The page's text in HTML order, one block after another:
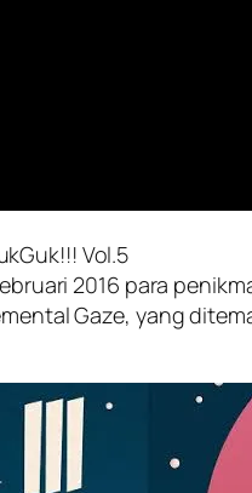
Vol.5
2016 para
Gaze, yang